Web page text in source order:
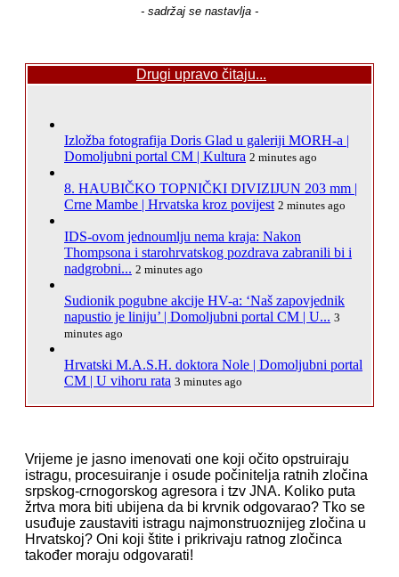
- sadržaj se nastavlja -
Drugi upravo čitaju...
Izložba fotografija Doris Glad u galeriji MORH-a |
Domoljubni portal CM | Kultura 2 minutes ago
8. HAUBIČKO TOPNIČKI DIVIZIJUN 203 mm |
Crne Mambe | Hrvatska kroz povijest 2 minutes ago
IDS-ovom jednoumlju nema kraja: Nakon
Thompsona i starohrvatskog pozdrava zabranili bi i
nadgrobni... 2 minutes ago
Sudionik pogubne akcije HV-a: ‘Naš zapovjednik
napustio je liniju’ | Domoljubni portal CM | U... 3
minutes ago
Hrvatski M.A.S.H. doktora Nole | Domoljubni portal
CM | U vihoru rata 3 minutes ago
Vrijeme je jasno imenovati one koji očito opstruiraju
istragu, procesuiranje i osude počinitelja ratnih zločina
srpskog-crnogorskog agresora i tzv JNA. Koliko puta
žrtva mora biti ubijena da bi krvnik odgovarao? Tko se
usuđuje zaustaviti istragu najmonstruoznijeg zločina u
Hrvatskoj? Oni koji štite i prikrivaju ratnog zločinca
također moraju odgovarati!